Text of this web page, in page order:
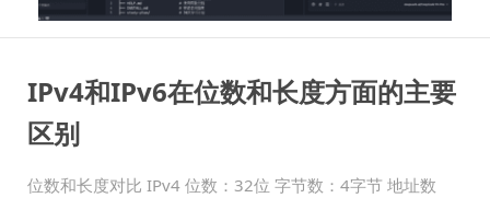
IPv4和IPv6在位数和长度方面的主要
区别
位数和长度对比 IPv4 位数：32位 字节数：4字节 地址数